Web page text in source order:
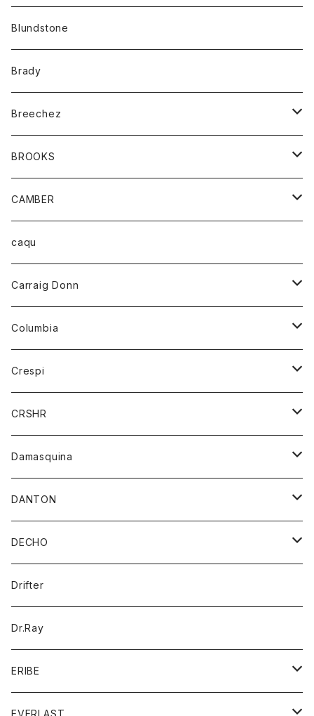
カーディガン
コート
アクセサリー
バッグ
ベルト
キッズ
Tシャツ
グッズ
アンダーウェアー
カードホルダー
チーフ
バンダナ
トップス
カーディガン
トレーナー
パーカー
ボトム
オーバーオール
ショートパンツ
レディース
オーバーオール
カーディガン
Tシャツ
パーカー
サングラス
Blundstone
Brady
Breechez
シャツ
BROOKS
グッズ
靴
CAMBER
トップス
ハーフスリーブTシャツ
caqu
Carraig Donn
ニット
Columbia
アウター
ジャケット
Crespi
ジャケット
ワンピース
ブラウス
CRSHR
キャップ
Damasquina
ウォレット
カードケース
バッグ
DANTON
アウター
コート
ジャケット
アクセサリー
バッグ
キッズ
シャツ
Tシャツ
グッズ
帽子
トップス
DECHO
帽子
Drifter
Dr.Ray
ERIBE
ニット
EVERLAST